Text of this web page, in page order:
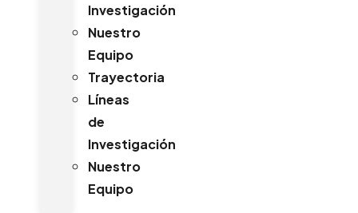
Investigación
Nuestro
Equipo
Trayectoria
Líneas
de
Investigación
Nuestro
Equipo